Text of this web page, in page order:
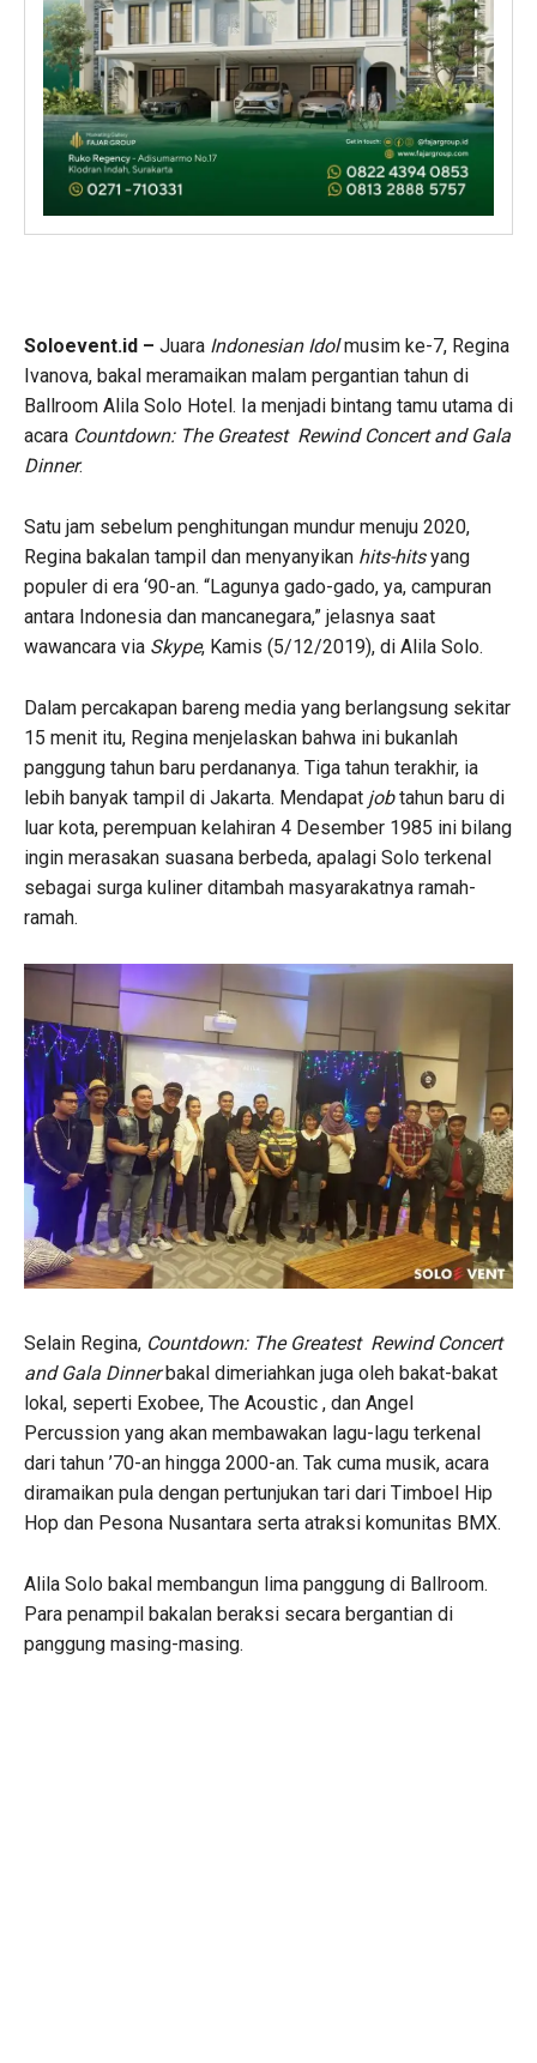
Soloevent.id – Juara Indonesian Idolmusim ke-7, Regina
Ivanova, bakal meramaikan malam pergantian tahun di
Ballroom Alila Solo Hotel. Ia menjadi bintang tamu utama di
acara Countdown: The Greatest Rewind Concert and Gala
Dinner.
Satu jam sebelum penghitungan mundur menuju 2020,
Regina bakalan tampil dan menyanyikan hits-hitsyang
populer di era ‘90-an. “Lagunya gado-gado, ya, campuran
antara Indonesia dan mancanegara,” jelasnya saat
wawancara via Skype, Kamis (5/12/2019), di Alila Solo.
Dalam percakapan bareng media yang berlangsung sekitar
15 menit itu, Regina menjelaskan bahwa ini bukanlah
panggung tahun baru perdananya. Tiga tahun terakhir, ia
lebih banyak tampil di Jakarta. Mendapat jobtahun baru di
luar kota, perempuan kelahiran 4 Desember 1985 ini bilang
ingin merasakan suasana berbeda, apalagi Solo terkenal
sebagai surga kuliner ditambah masyarakatnya ramah-
ramah.
Selain Regina, Countdown: The Greatest Rewind Concert
and Gala Dinnerbakal dimeriahkan juga oleh bakat-bakat
lokal, seperti Exobee, The Acoustic , dan Angel
Percussion yang akan membawakan lagu-lagu terkenal
dari tahun ’70-an hingga 2000-an. Tak cuma musik, acara
diramaikan pula dengan pertunjukan tari dari Timboel Hip
Hop dan Pesona Nusantara serta atraksi komunitas BMX.
Alila Solo bakal membangun lima panggung di Ballroom.
Para penampil bakalan beraksi secara bergantian di
panggung masing-masing.